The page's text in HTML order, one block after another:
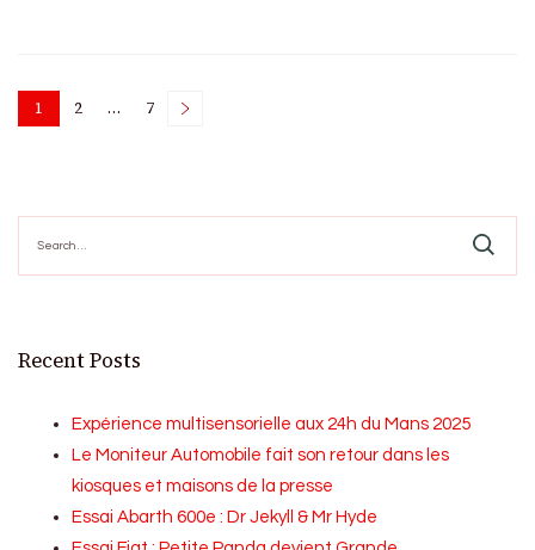
Posts
Page
1 Page
2 … Page
7
for:
Recent Posts
Expérience multisensorielle aux 24h du Mans 2025
Le Moniteur Automobile fait son retour dans les
kiosques et maisons de la presse
Essai Abarth 600e : Dr Jekyll & Mr Hyde